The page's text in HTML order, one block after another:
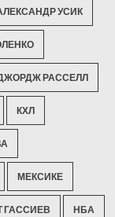
УСИК
РАССЕЛЛ
КХЛ
МЕКСИКЕ
ГАССИЕВ НБА